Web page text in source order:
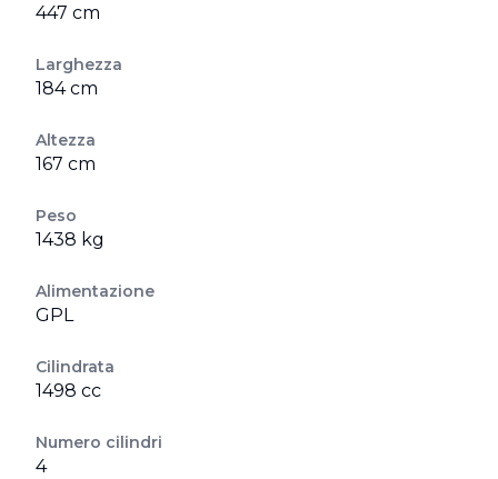
447 cm
Larghezza
184 cm
Altezza
167 cm
Peso
1438 kg
Alimentazione
GPL
Cilindrata
1498 cc
Numero cilindri
4